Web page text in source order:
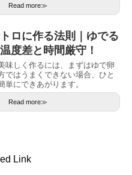
Read more≫
ロに作る法則｜ゆでる
度差と時間厳守！
味しく作るには、まずはゆで卵
ではうまくできない場合、ひと
単にできあがります。
Read more≫
Link